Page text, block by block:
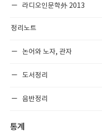
라디오인문학外 2013
정리노트
논어와 노자, 관자
도서정리
음반정리
통계